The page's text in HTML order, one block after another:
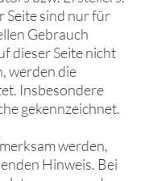
Seite sind nur für
Gebrauch
dieser Seite nicht
werden die
Insbesondere
gekennzeichnet.
werden,
Hinweis. Bei